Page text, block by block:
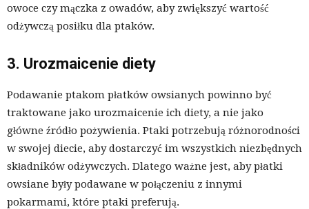
owoce czy mączka z owadów, aby zwiększyć wartość
odżywczą posiłku dla ptaków.
3. Urozmaicenie diety
Podawanie ptakom płatków owsianych powinno być
traktowane jako urozmaicenie ich diety, a nie jako
główne źródło pożywienia. Ptaki potrzebują różnorodności
w swojej diecie, aby dostarczyć im wszystkich niezbędnych
składników odżywczych. Dlatego ważne jest, aby płatki
owsiane były podawane w połączeniu z innymi
pokarmami, które ptaki preferują.